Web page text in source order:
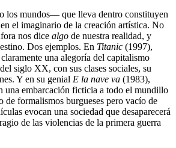
los mundos— que lleva dentro constituyen
el imaginario de la creación artística. No
nos dice algo de nuestra realidad, y
Dos ejemplos. En Titanic (1997),
una alegoría del capitalismo
siglo XX, con sus clases sociales, su
Y en su genial E la nave va (1983),
una embarcación ficticia a todo el mundillo
de formalismos burgueses pero vacío de
evocan una sociedad que desaparecerá
de las violencias de la primera guerra